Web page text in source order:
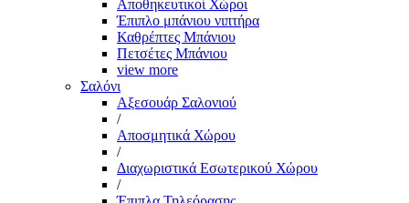
Αποθηκευτικοί Χώροι
Έπιπλο μπάνιου νιπτήρα
Καθρέπτες Μπάνιου
Πετσέτες Μπάνιου
view more
Σαλόνι
Αξεσουάρ Σαλονιού
/
Αποσμητικά Χώρου
/
Διαχωριστικά Εσωτερικού Χώρου
/